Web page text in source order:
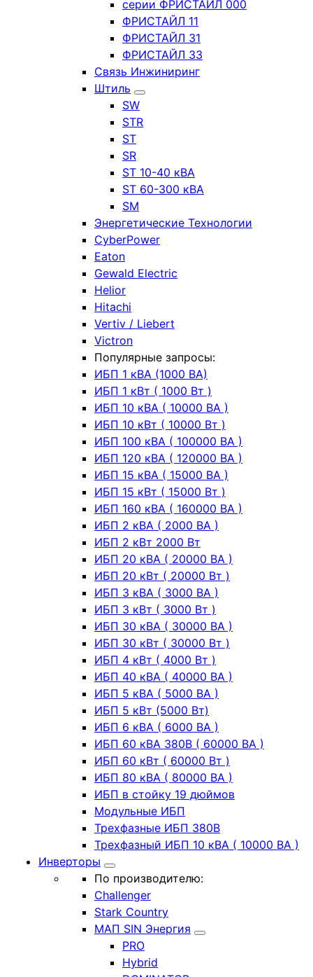
серии ФРИСТАЙЛ 000
ФРИСТАЙЛ 11
ФРИСТАЙЛ 31
ФРИСТАЙЛ 33
Связь Инжиниринг
Штиль
SW
STR
ST
SR
ST 10-40 кВА
ST 60-300 кВА
SM
Энергетические Технологии
CyberPower
Eaton
Gewald Electric
Helior
Hitachi
Vertiv / Liebert
Victron
Популярные запросы:
ИБП 1 кВА (1000 ВА)
ИБП 1 кВт ( 1000 Вт )
ИБП 10 кВА ( 10000 ВА )
ИБП 10 кВт ( 10000 Вт )
ИБП 100 кВА ( 100000 ВА )
ИБП 120 кВА ( 120000 ВА )
ИБП 15 кВА ( 15000 ВА )
ИБП 15 кВт ( 15000 Вт )
ИБП 160 кВА ( 160000 ВА )
ИБП 2 кВА ( 2000 ВА )
ИБП 2 кВт 2000 Вт
ИБП 20 кВА ( 20000 ВА )
ИБП 20 кВт ( 20000 Вт )
ИБП 3 кВА ( 3000 ВА )
ИБП 3 кВт ( 3000 Вт )
ИБП 30 кВА ( 30000 ВА )
ИБП 30 кВт ( 30000 Вт )
ИБП 4 кВт ( 4000 Вт )
ИБП 40 кВА ( 40000 ВА )
ИБП 5 кВА ( 5000 ВА )
ИБП 5 кВт (5000 Вт)
ИБП 6 кВА ( 6000 ВА )
ИБП 60 кВА 380В ( 60000 ВА )
ИБП 60 кВт ( 60000 Вт )
ИБП 80 кВА ( 80000 ВА )
ИБП в стойку 19 дюймов
Модульные ИБП
Трехфазные ИБП 380В
Трехфазный ИБП 10 кВА ( 10000 ВА )
Инверторы
По производителю:
Challenger
Stark Country
МАП SIN Энергия
PRO
Hybrid